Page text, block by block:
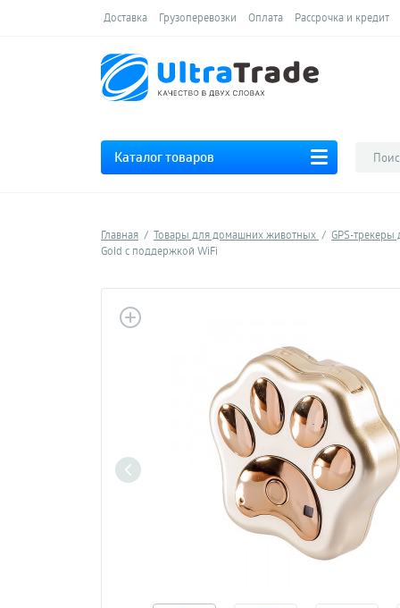
Доставка Грузоперевозки Оплата Рассрочка и кредит
Каталог товаров
Главная Товары для домашних животных
GPS-
Gold с поддержкой WiFi